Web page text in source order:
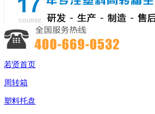
若贤首页
周转箱
塑料托盘